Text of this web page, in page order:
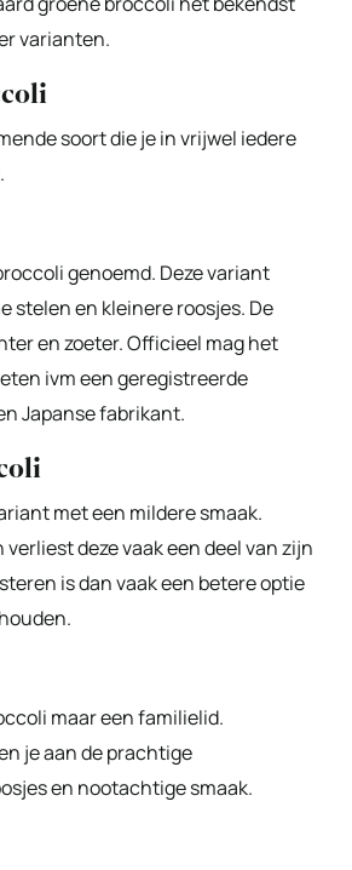
varianten.
soort die je in vrijwel iedere
genoemd. Deze variant
stelen en kleinere roosjes. De
en zoeter. Officieel mag het
ivm een geregistreerde
Japanse fabrikant.
met een mildere smaak.
deze vaak een deel van zijn
is dan vaak een betere optie
maar een familielid.
je aan de prachtige
en nootachtige smaak.